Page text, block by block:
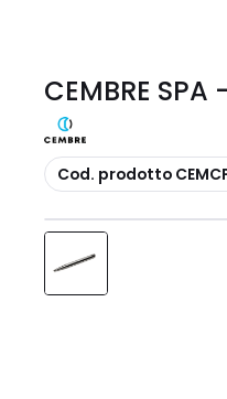
CEMBRE
copia
Cod. prodotto